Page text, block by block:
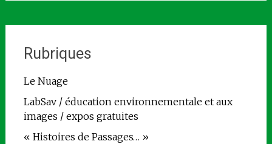
Rubriques
Le Nuage
LabSav / éducation environnementale et aux
images / expos gratuites
« Histoires de Passages… »